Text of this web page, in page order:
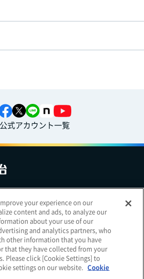
公式アカウント一覧
対応方針ご利用規約明治グループのDX
株式会社 （ EN ｜簡体 ）
式会社
your experience on our
content and ads, to analyze our
about your use of our
and analytics partners, who
other information that you have
that they have collected from your
Please click [Cookie Settings] to
settings on our website. Cookie